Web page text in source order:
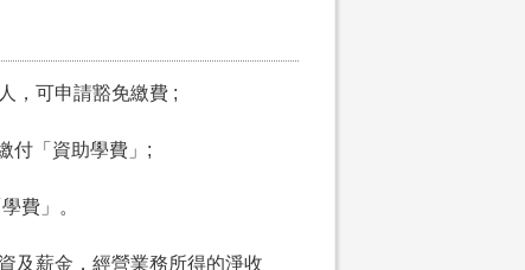
，可申請豁免繳費 ;
付「資助學費」;
費」。
及薪金，經營業務所得的淨收